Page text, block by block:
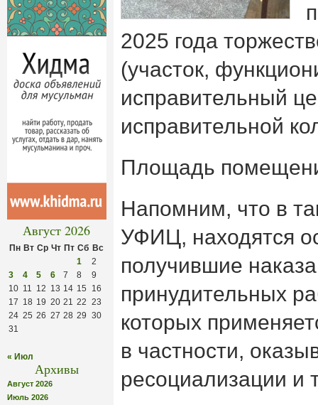
Август 2026
Пн Вт Ср Чт Пт Сб Вс
1
2
3
4 5 6 7 8
9
10 11 12 13 14 15
16
17 18 19 20 21 22 23
24 25 26 27 28 29 30
31
« Июл
Архивы
Август 2026
Июль 2026
2025 года
(участок,
исправительный
исправительной
Площадь
Напомним, что в
УФИЦ, находятся
получившие
принудительных
которых
в частности,
ресоциализации и